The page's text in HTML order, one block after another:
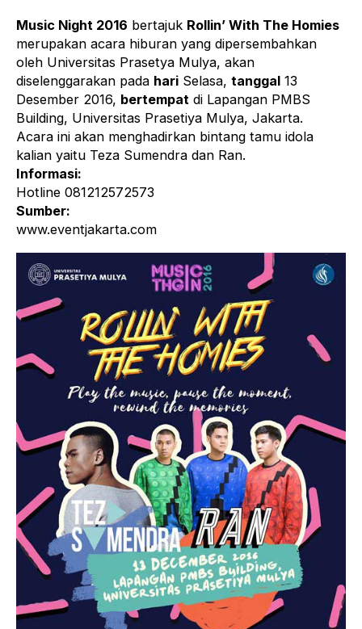
Music Night 2016 bertajuk Rollin’ With The Homies
merupakan acara hiburan yang dipersembahkan
oleh Universitas Prasetya Mulya, akan
diselenggarakan pada hari Selasa, tanggal 13
Desember 2016, bertempat di Lapangan PMBS
Building, Universitas Prasetiya Mulya, Jakarta.
Acara ini akan menghadirkan bintang tamu idola
kalian yaitu Teza Sumendra dan Ran.
Informasi:
Hotline 081212572573
Sumber:
www.eventjakarta.com